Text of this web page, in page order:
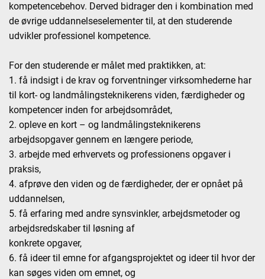
kompetencebehov. Derved bidrager den i kombination med
de øvrige uddannelseselementer til, at den studerende
udvikler professionel kompetence.
For den studerende er målet med praktikken, at:
1. få indsigt i de krav og forventninger virksomhederne har
til kort- og landmålingsteknikerens viden, færdigheder og
kompetencer inden for arbejdsområdet,
2. opleve en kort – og landmålingsteknikerens
arbejdsopgaver gennem en længere periode,
3. arbejde med erhvervets og professionens opgaver i
praksis,
4. afprøve den viden og de færdigheder, der er opnået på
uddannelsen,
5. få erfaring med andre synsvinkler, arbejdsmetoder og
arbejdsredskaber til løsning af
konkrete opgaver,
6. få ideer til emne for afgangsprojektet og ideer til hvor der
kan søges viden om emnet, og